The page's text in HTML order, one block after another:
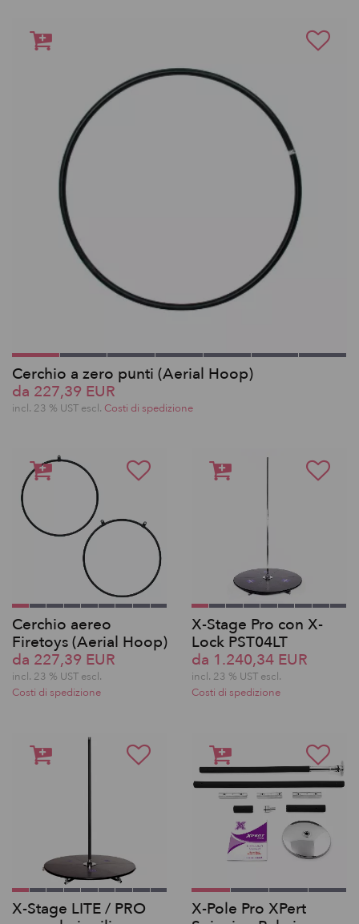
Cerchio a zero punti (Aerial Hoop)
da 227,39 EUR
incl. 23 % UST escl. Costi di spedizione
Cerchio aereo
Firetoys (Aerial Hoop)
da 227,39 EUR
incl. 23 % UST escl.
Costi di spedizione
X-Stage Pro con X-
Lock PST04LT
da 1.240,34 EUR
incl. 23 % UST escl.
Costi di spedizione
X-Stage LITE / PRO
X-Pole Pro XPert